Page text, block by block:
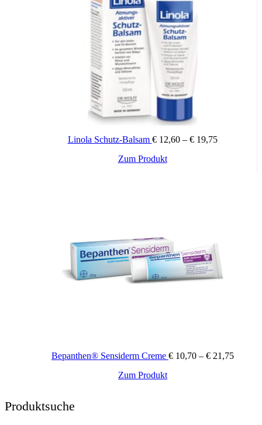
Linola Schutz-Balsam €12,60 – €19,75
Zum ProduktDieses
können
auf
der
Produktseite
gewählt
Bepanthen® Sensiderm Creme € 10,70 – € 21,75
Zum ProduktDieses
Produktsuche